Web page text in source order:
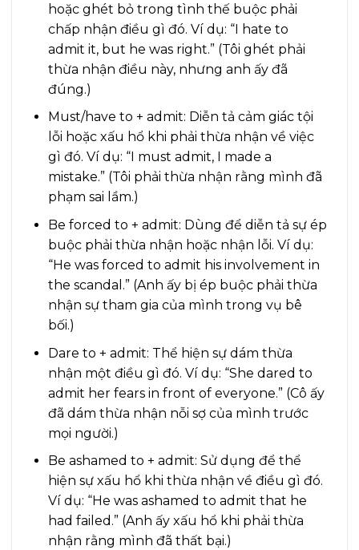
hoặc ghét bỏ trong tình thế buộc phải
chấp nhận điều gì đó. Ví dụ: “I hate to
admit it, but he was right.” (Tôi ghét phải
thừa nhận điều này, nhưng anh ấy đã
đúng.)
Must/have to + admit: Diễn tả cảm giác tội
lỗi hoặc xấu hổ khi phải thừa nhận về việc
gì đó. Ví dụ: “I must admit, I made a
mistake.” (Tôi phải thừa nhận rằng mình đã
phạm sai lầm.)
Be forced to + admit: Dùng để diễn tả sự ép
buộc phải thừa nhận hoặc nhận lỗi. Ví dụ:
“He was forced to admit his involvement in
the scandal.” (Anh ấy bị ép buộc phải thừa
nhận sự tham gia của mình trong vụ bê
bối.)
Dare to + admit: Thể hiện sự dám thừa
nhận một điều gì đó. Ví dụ: “She dared to
admit her fears in front of everyone.” (Cô ấy
đã dám thừa nhận nỗi sợ của mình trước
mọi người.)
Be ashamed to + admit: Sử dụng để thể
hiện sự xấu hổ khi thừa nhận về điều gì đó.
Ví dụ: “He was ashamed to admit that he
had failed.” (Anh ấy xấu hổ khi phải thừa
nhận rằng mình đã thất bại.)